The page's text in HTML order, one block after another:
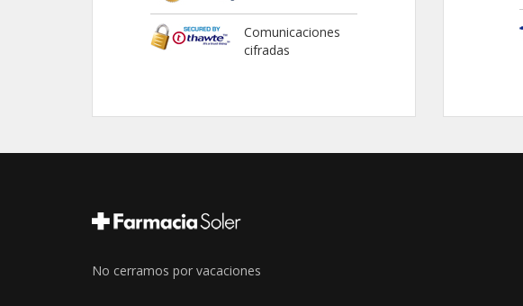
Comunicaciones
cifradas
No cerramos por vacaciones